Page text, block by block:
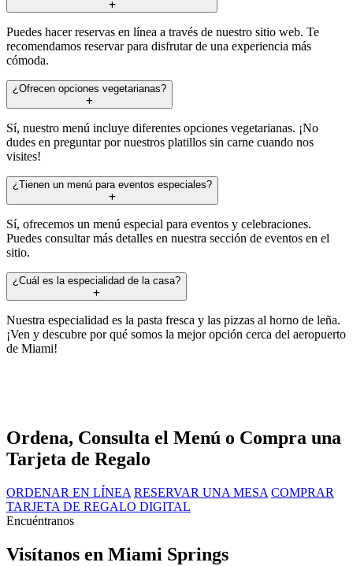
Puedes hacer reservas en línea a través de nuestro sitio web. Te
recomendamos reservar para disfrutar de una experiencia más
cómoda.
¿Ofrecen opciones vegetarianas?
Sí, nuestro menú incluye diferentes opciones vegetarianas. ¡No
dudes en preguntar por nuestros platillos sin carne cuando nos
visites!
¿Tienen un menú para eventos especiales?
Sí, ofrecemos un menú especial para eventos y celebraciones.
Puedes consultar más detalles en nuestra sección de eventos en el
sitio.
¿Cuál es la especialidad de la casa?
Nuestra especialidad es la pasta fresca y las pizzas al horno de leña.
¡Ven y descubre por qué somos la mejor opción cerca del aeropuerto
de Miami!
Ordena, Consulta el Menú o Compra una
Tarjeta de Regalo
ORDENAR EN LÍNEA RESERVAR UNA MESA COMPRAR
TARJETA DE REGALO DIGITAL
Encuéntranos
Visítanos en Miami Springs